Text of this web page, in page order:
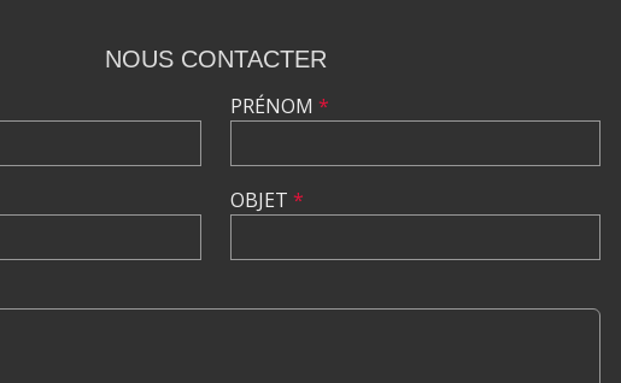
NOUS CONTACTER
PRÉNOM *
OBJET *